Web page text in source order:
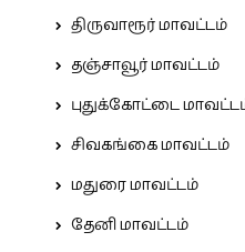
திருவாரூர் மாவட்டம்
தஞ்சாவூர் மாவட்டம்
புதுக்கோட்டை
சிவகங்கை மாவட்டம்
மதுரை மாவட்டம்
தேனி மாவட்டம்